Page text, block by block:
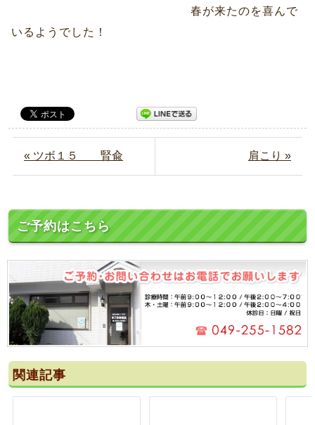
春が来たのを喜んで
いるようでした！
« ツボ１５ 腎兪 肩こり »
ご予約はこちら
関連記事